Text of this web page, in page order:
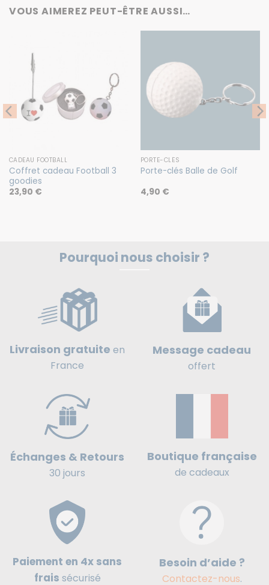
VOUS AIMEREZ PEUT-ÊTRE AUSSI…
CADEAU FOOTBALL
Coffret cadeau Football 3
goodies
23,90 €
PORTE-CLÉS
Porte-clés Balle de Golf
4,90 €
Pourquoi nous choisir ?
Livraison gratuite en
France
Message cadeau
offert
Échanges & Retours
30 jours
Boutique française
de cadeaux
Paiement en 4x sans
frais sécurisé
Besoin d’aide ?
Contactez-nous.